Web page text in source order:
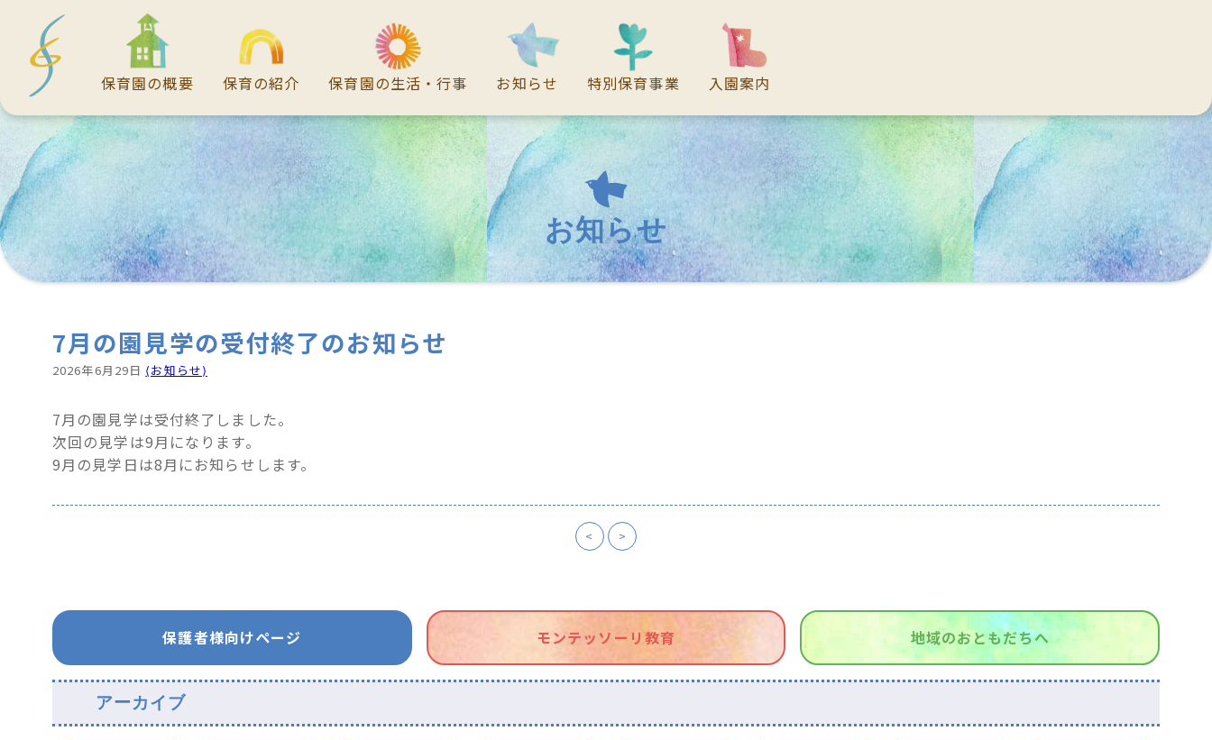
保育園の概要 保育の紹介 保育園の生活・行事 お知らせ 特別保育事業 入園案内
お知らせ
7月の園見学の受付終了のお知らせ
2026年6月29日 ⟨お知らせ⟩
7月の園見学は受付終了しました。
次回の見学は9月になります。
9月の見学日は8月にお知らせします。
< >
保護者様向けページ モンテッソーリ教育 地域のおともだちへ
アーカイブ